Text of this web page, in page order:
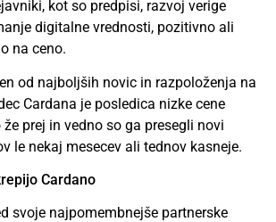
kot so predpisi, razvoj verige
digitalne vrednosti, pozitivno ali
na ceno.
od najboljših novic in razpoloženja na
Cardana je posledica nizke cene
prej in vedno so ga presegli novi
le nekaj mesecev ali tednov kasneje.
Cardano
svoje najpomembnejše partnerske